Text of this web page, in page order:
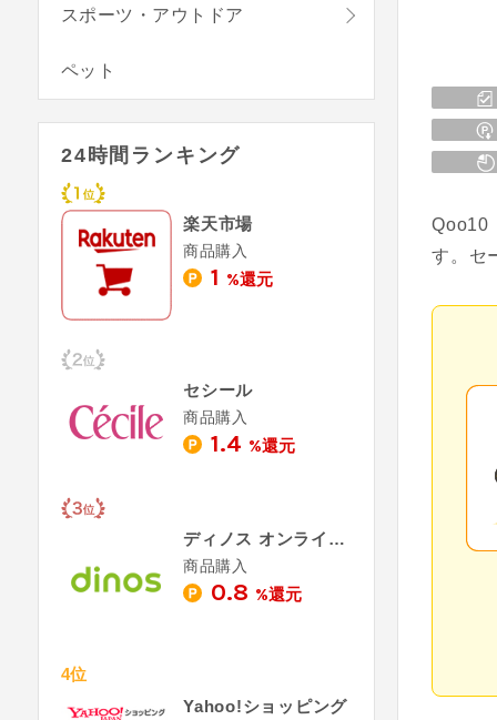
Qoo10
す。セ
スポーツ・アウトドア
ペット
24時間ランキング
楽天市場
商品購入
1 %還元
セシール
商品購入
1.4 %還元
ディノス オンラインショップ
商品購入
0.8 %還元
4位
Yahoo!ショッピング